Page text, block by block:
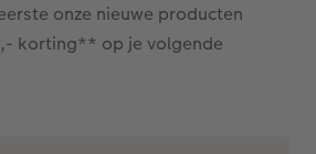
onze nieuwe producten
korting** op je volgende